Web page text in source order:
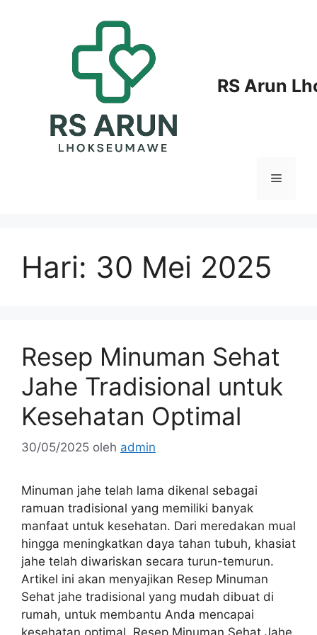
RS Arun
Menu
Hari: 30 Mei 2025
Resep Minuman Sehat
Jahe Tradisional untuk
Kesehatan Optimal
30/05/2025 oleh admin
Minuman jahe telah lama dikenal sebagai
ramuan tradisional yang memiliki banyak
manfaat untuk kesehatan. Dari meredakan mual
hingga meningkatkan daya tahan tubuh, khasiat
jahe telah diwariskan secara turun-temurun.
Artikel ini akan menyajikan Resep Minuman
Sehat jahe tradisional yang mudah dibuat di
rumah, untuk membantu Anda mencapai